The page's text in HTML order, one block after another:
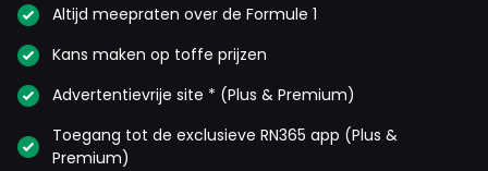
Altijd meepraten over de Formule 1
Kans maken op toffe prijzen
Advertentievrije site * (Plus & Premium)
Toegang tot de exclusieve RN365 app (Plus &
Premium)